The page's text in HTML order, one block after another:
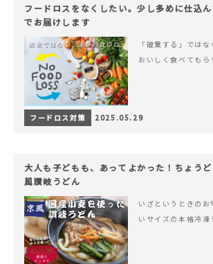
フードロスをなくしたい。少し多めに仕込
でお届けします
「破棄する」では
おいしく食べてもら
フードロス対策 2025.05.29
大人も子どもも、あってよかった！ちょう
風讃岐うどん
いざというときの
いサイズの本格冷凍